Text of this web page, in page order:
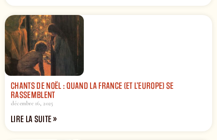
CHANTS DE NOËL : QUAND LA FRANCE (ET L’EUROPE) SE
RASSEMBLENT
décembre 16, 2025
LIRE LA SUITE »